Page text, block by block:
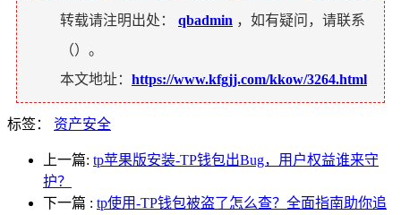
转载请注明出处： qbadmin ，如有疑问，请联系
（）。
本文地址： https://www.kfgjj.com/kkow/3264.html
标签： 资产安全
上一篇: tp苹果版安装-TP钱包出Bug，用户权益谁来守
护？
下一篇 : tp使用-TP钱包被盗了怎么查？全面指南助你追